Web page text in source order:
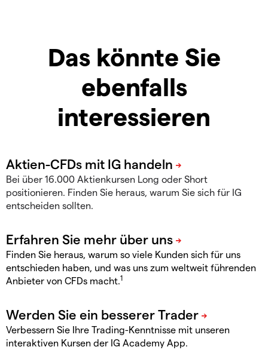
Das könnte Sie
ebenfalls
interessieren
Bei über 16.000 Aktienkursen Long oder Short
positionieren. Finden Sie heraus, warum Sie sich für IG
entscheiden sollten.
Finden Sie heraus, warum so viele Kunden sich für uns
entschieden haben, und was uns zum weltweit führenden
Anbieter von CFDs macht.1
Verbessern Sie Ihre Trading-Kenntnisse mit unseren
interaktiven Kursen der IG Academy App.